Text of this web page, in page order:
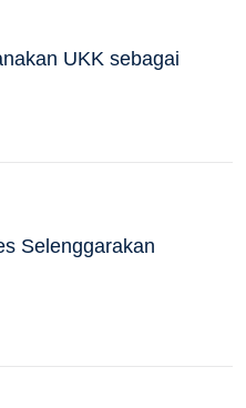
UKK sebagai
Selenggarakan